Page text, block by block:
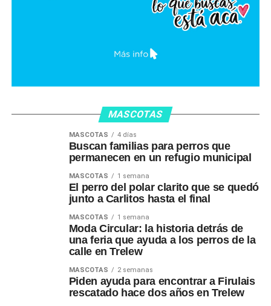
MASCOTAS
MASCOTAS 4 días
Buscan familias para perros que
permanecen en un refugio municipal
MASCOTAS 1 semana
El perro del polar clarito que se quedó
junto a Carlitos hasta el final
MASCOTAS 1 semana
Moda Circular: la historia detrás de
una feria que ayuda a los perros de la
calle en Trelew
MASCOTAS 2 semanas
Piden ayuda para encontrar a Firulais
rescatado hace dos años en Trelew